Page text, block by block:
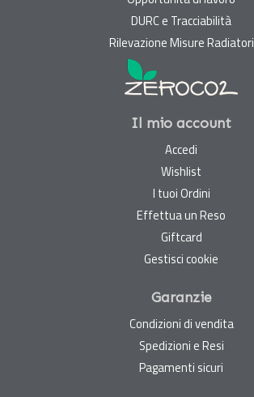
DURC e Tracciabilità
Rilevazione Misure Radiatori
Il mio account
Accedi
Wishlist
I tuoi Ordini
Effettua un Reso
Giftcard
Gestisci cookie
Garanzie
Condizioni di vendita
Spedizioni e Resi
Pagamenti sicuri